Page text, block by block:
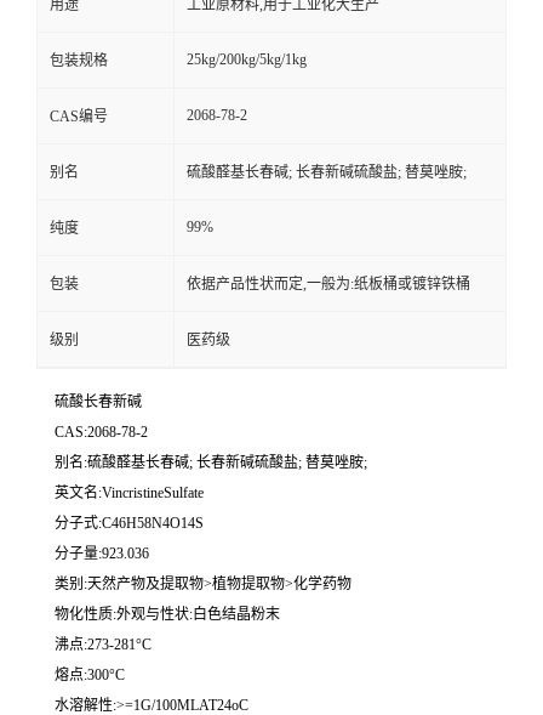
用途 工业原材料,用于工业化大生产
包装规格 25kg/200kg/5kg/1kg
CAS编号 2068-78-2
别名 硫酸醛基长春碱; 长春新碱硫酸盐; 替莫唑胺;
纯度 99%
包装 依据产品性状而定,一般为:纸板桶或镀锌铁桶
级别 医药级
硫酸长春新碱
CAS:2068-78-2
别名:硫酸醛基长春碱; 长春新碱硫酸盐; 替莫唑胺;
英文名:VincristineSulfate
分子式:C46H58N4O14S
分子量:923.036
类别:天然产物及提取物>植物提取物>化学药物
物化性质:外观与性状:白色结晶粉末
沸点:273-281°C
熔点:300°C
水溶解性:>=1G/100MLAT24oC